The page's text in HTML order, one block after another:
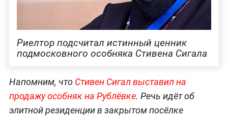
Риелтор подсчитал истинный ценник
подмосковного особняка Стивена Сигала
Напомним, что Стивен Сигал выставил на
продажу особняк на Рублёвке. Речь идёт об
элитной резиденции в закрытом посёлке